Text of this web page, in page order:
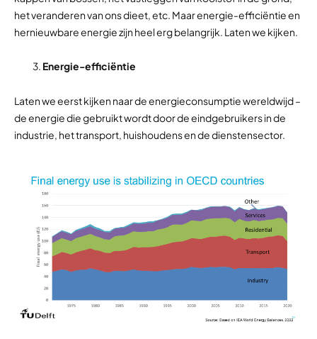
het veranderen van ons dieet, etc. Maar energie-efficiëntie en
hernieuwbare energie zijn heel erg belangrijk. Laten we kijken.
Energie-efficiëntie
Laten we eerst kijken naar de energieconsumptie wereldwijd –
de energie die gebruikt wordt door de eindgebruikers in de
industrie, het transport, huishoudens en de dienstensector.